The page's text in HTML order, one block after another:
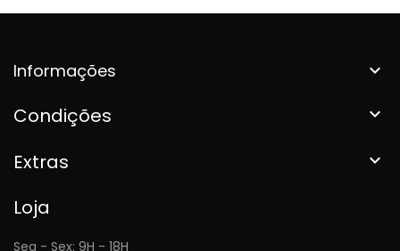
Informações 
Condições 
Extras 
Loja
Seg - Sex: 9H - 18H